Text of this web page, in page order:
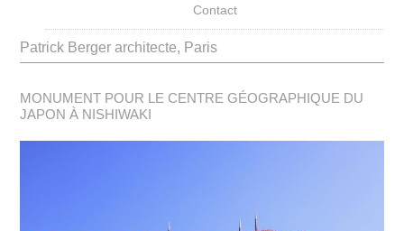
Contact
Patrick Berger architecte, Paris
MONUMENT POUR LE CENTRE GÉOGRAPHIQUE DU
JAPON À NISHIWAKI